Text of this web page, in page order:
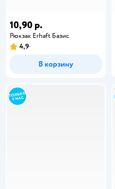
10,90 р.
Рюкзак Erhaft Базис
4,9
В корзину